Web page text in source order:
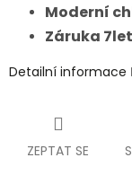
Moderní
Záruka 7let
Detailní informace
ZEPTAT SE